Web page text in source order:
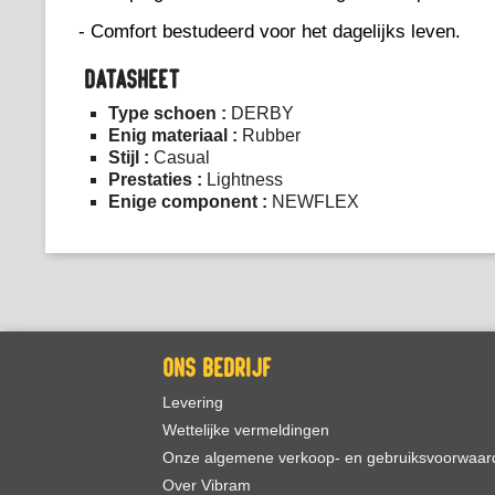
- Comfort bestudeerd voor het dagelijks leven.
DATASHEET
Type schoen : DERBY
Enig materiaal : Rubber
Stijl : Casual
Prestaties : Lightness
Enige component : NEWFLEX
ONS BEDRIJF
Levering
Wettelijke vermeldingen
Onze algemene verkoop- en
Over Vibram